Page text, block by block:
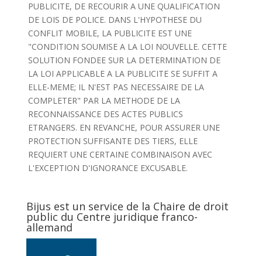
PUBLICITE, DE RECOURIR A UNE QUALIFICATION
DE LOIS DE POLICE. DANS L'HYPOTHESE DU
CONFLIT MOBILE, LA PUBLICITE EST UNE
"CONDITION SOUMISE A LA LOI NOUVELLE. CETTE
SOLUTION FONDEE SUR LA DETERMINATION DE
LA LOI APPLICABLE A LA PUBLICITE SE SUFFIT A
ELLE-MEME; IL N'EST PAS NECESSAIRE DE LA
COMPLETER" PAR LA METHODE DE LA
RECONNAISSANCE DES ACTES PUBLICS
ETRANGERS. EN REVANCHE, POUR ASSURER UNE
PROTECTION SUFFISANTE DES TIERS, ELLE
REQUIERT UNE CERTAINE COMBINAISON AVEC
L'EXCEPTION D'IGNORANCE EXCUSABLE.
Bijus est un service de la Chaire de droit
public du Centre juridique franco-
allemand